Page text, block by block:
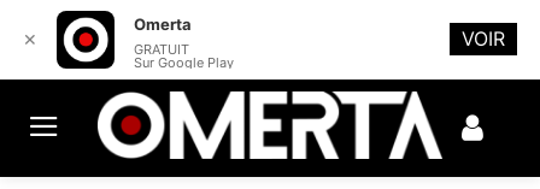
✕
Omerta
GRATUIT
Sur Google Play
VOIR